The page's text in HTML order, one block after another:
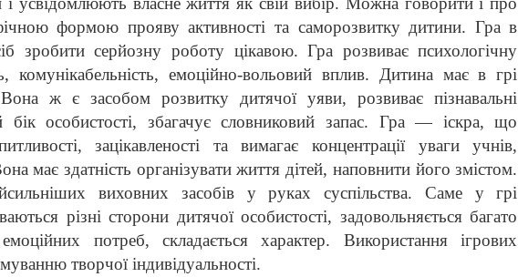
формою прояву активності та саморозвитку дитини. Гра в
зробити серйозну роботу цікавою. Гра розвиває психологічну
комунікабельність, емоційно-вольовий вплив. Дитина має в грі
ж є засобом розвитку дитячої уяви, розвиває пізнавальні
бік особистості, збагачує словниковий запас. Гра — іскра, що
зацікавленості та вимагає концентрації уваги учнів,
має здатність організувати життя дітей, наповнити його змістом.
виховних засобів у руках суспільства. Саме у грі
різні сторони дитячої особистості, задовольняється багато
потреб, складається характер. Використання ігрових
творчої індивідуальності.